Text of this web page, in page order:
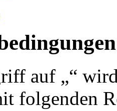
auf „“
folgenden